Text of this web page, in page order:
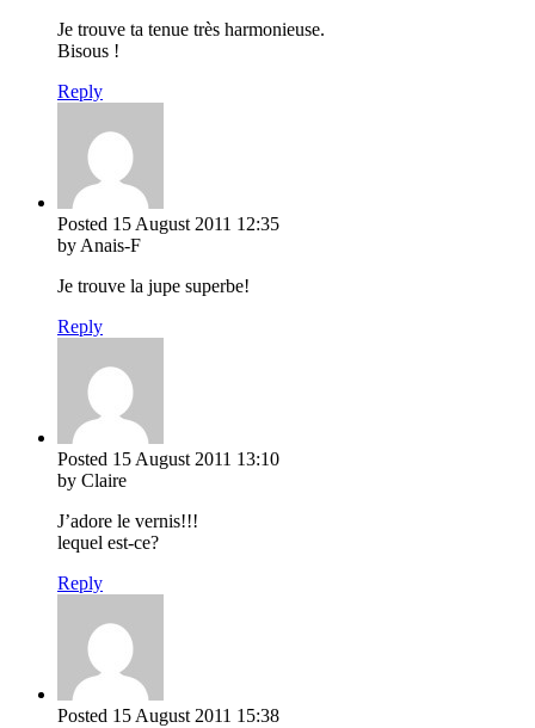
Je trouve ta tenue très harmonieuse.
Bisous !
Reply
Posted 15 August 2011 12:35
by Anais-F
Je trouve la jupe superbe!
Reply
Posted 15 August 2011 13:10
by Claire
J’adore le vernis!!!
lequel est-ce?
Reply
Posted 15 August 2011 15:38